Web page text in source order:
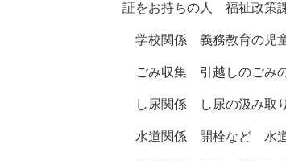
証をお持ちの人 福祉政策
学校関係 義務教育の児
ごみ収集 引越しのごみ
し尿関係 し尿の汲み取
水道関係 開栓など 水道